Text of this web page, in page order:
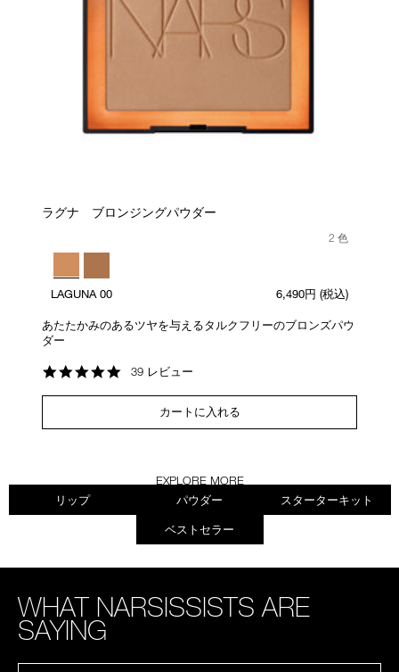
ラグナ ブロンジングパウダー
2 色
LAGUNA 00 6,490円 (税込)
あたたかみのあるツヤを与えるタルクフリーのブロンズパウ
ダー
4.8
rating
39 レビュー
カートに入れる
EXPLORE MORE
リップ
パウダー スターターキット
ベストセラー
WHAT NARSISSISTS ARE
SAYING